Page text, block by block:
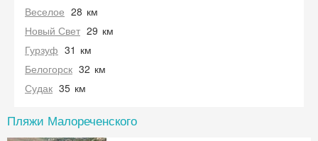
Веселое 28 км
Новый Свет 29 км
Гурзуф 31 км
Белогорск 32 км
Судак 35 км
Пляжи Малореченского